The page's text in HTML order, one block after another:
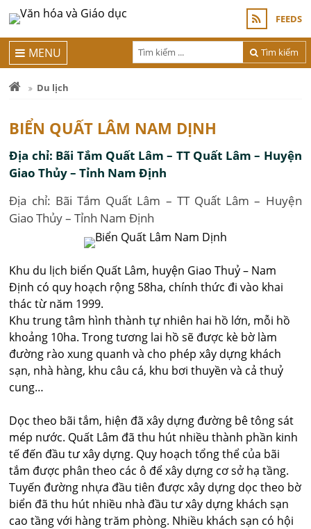
FEEDS
Tìm kiếm
MENU
Du lịch
BIỂN QUẤT LÂM NAM DỊNH
Địa chỉ: Bãi Tắm Quất Lâm – TT Quất Lâm – Huyện
Giao Thủy – Tỉnh Nam Định
Địa chỉ: Bãi Tắm Quất Lâm – TT Quất Lâm – Huyện
Giao Thủy – Tỉnh Nam Định
Khu du lịch biển Quất Lâm, huyện Giao Thuỷ – Nam
Định có quy hoạch rộng 58ha, chính thức đi vào khai
thác từ năm 1999.
Khu trung tâm hình thành tự nhiên hai hồ lớn, mỗi hồ
khoảng 10ha. Trong tương lai hồ sẽ được kè bờ làm
đường rào xung quanh và cho phép xây dựng khách
sạn, nhà hàng, khu câu cá, khu bơi thuyền và cả thuỷ
cung…
Dọc theo bãi tắm, hiện đã xây dựng đường bê tông sát
mép nước. Quất Lâm đã thu hút nhiều thành phần kinh
tế đến đầu tư xây dựng. Quy hoạch tổng thể của bãi
tắm được phân theo các ô để xây dựng cơ sở hạ tầng.
Tuyến đường nhựa đầu tiên được xây dựng dọc theo bờ
biển đã thu hút nhiều nhà đầu tư xây dựng khách sạn
cao tầng với hàng trăm phòng. Nhiều khách sạn có hội